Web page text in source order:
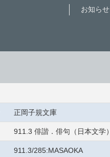
お知らせ
正岡子規文庫
911.3 俳諧．俳句（日本文学）
911.3/285:MASAOKA